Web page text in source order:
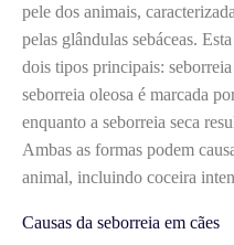
pele dos animais,
pelas glândulas sebáceas.
dois tipos principais:
seborreia oleosa é marcada
enquanto a seborreia seca
Ambas as formas podem
animal, incluindo coceira
Causas da seborreia em cães